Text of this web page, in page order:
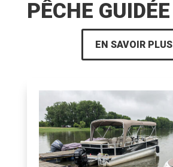
PÊCHE GUIDÉE
EN SAVOIR PLUS